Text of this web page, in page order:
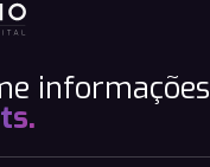
informações